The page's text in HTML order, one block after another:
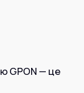
GPON — це